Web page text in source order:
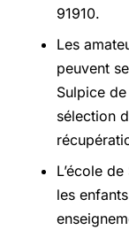
91910.
Les
peuvent
Sulpice
sélection
L’école
les